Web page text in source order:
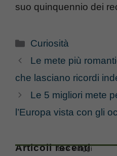
suo quinquennio dei
Categorie
Curiosità
Le mete più
che lasciano ricordi
Le 5 migliori mete
l’Europa vista con gli
Articoli recenti
Idee Viaggi